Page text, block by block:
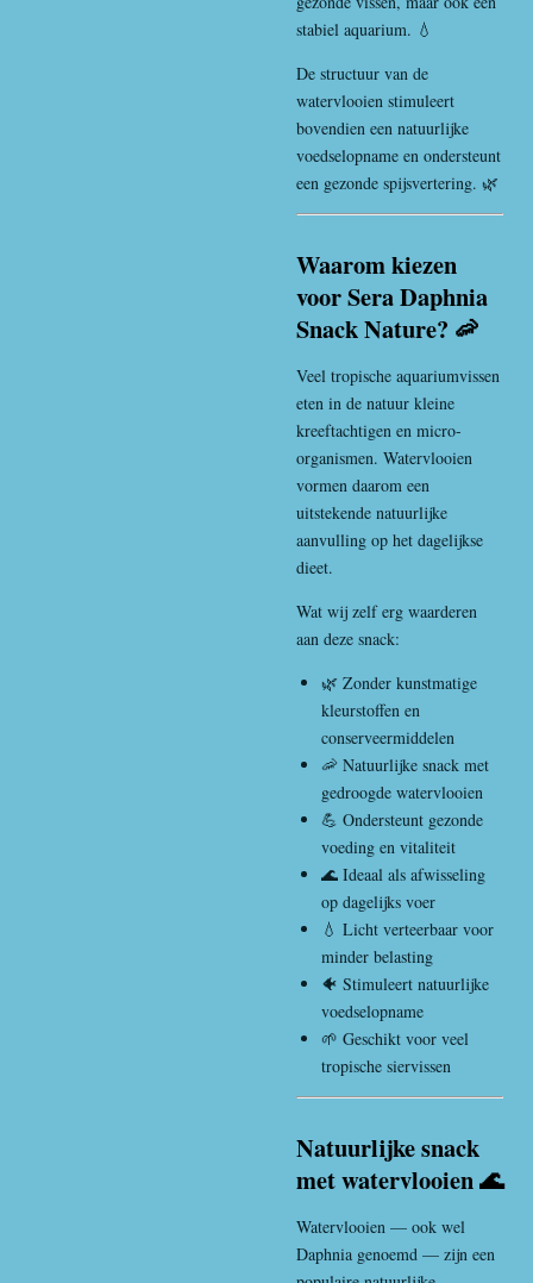
stabiel aquarium. 💧
De structuur van de
watervlooien stimuleert
bovendien een natuurlijke
voedselopname en ondersteunt
een gezonde spijsvertering. 🌿
Waarom kiezen
voor Sera Daphnia
Snack Nature? 🦐
Veel tropische aquariumvissen
eten in de natuur kleine
kreeftachtigen en micro-
organismen. Watervlooien
vormen daarom een
uitstekende natuurlijke
aanvulling op het dagelijkse
dieet.
Wat wij zelf erg waarderen
aan deze snack:
🌿 Zonder kunstmatige
kleurstoffen en
conserveermiddelen
🦐 Natuurlijke snack met
gedroogde watervlooien
💪 Ondersteunt gezonde
voeding en vitaliteit
🌊 Ideaal als afwisseling
op dagelijks voer
💧 Licht verteerbaar voor
minder belasting
🐠 Stimuleert natuurlijke
voedselopname
🌱 Geschikt voor veel
tropische siervissen
Natuurlijke snack
met watervlooien 🌊
Watervlooien — ook wel
Daphnia genoemd — zijn een